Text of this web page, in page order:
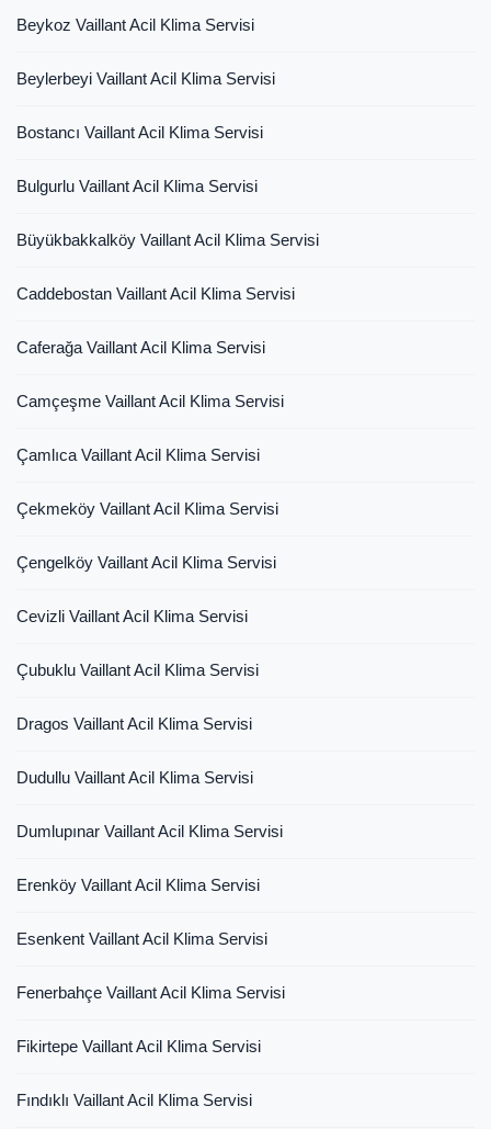
Beykoz Vaillant Acil Klima Servisi
Beylerbeyi Vaillant Acil Klima Servisi
Bostancı Vaillant Acil Klima Servisi
Bulgurlu Vaillant Acil Klima Servisi
Büyükbakkalköy Vaillant Acil Klima Servisi
Caddebostan Vaillant Acil Klima Servisi
Caferağa Vaillant Acil Klima Servisi
Camçeşme Vaillant Acil Klima Servisi
Çamlıca Vaillant Acil Klima Servisi
Çekmeköy Vaillant Acil Klima Servisi
Çengelköy Vaillant Acil Klima Servisi
Cevizli Vaillant Acil Klima Servisi
Çubuklu Vaillant Acil Klima Servisi
Dragos Vaillant Acil Klima Servisi
Dudullu Vaillant Acil Klima Servisi
Dumlupınar Vaillant Acil Klima Servisi
Erenköy Vaillant Acil Klima Servisi
Esenkent Vaillant Acil Klima Servisi
Fenerbahçe Vaillant Acil Klima Servisi
Fikirtepe Vaillant Acil Klima Servisi
Fındıklı Vaillant Acil Klima Servisi